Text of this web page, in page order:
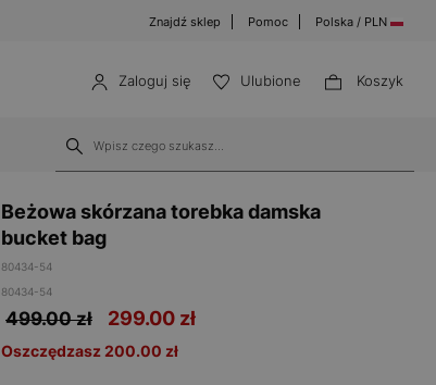
Znajdź sklep Pomoc Polska / PLN
Zaloguj się Ulubione Koszyk
Beżowa skórzana torebka damska
bucket bag
80434-54
80434-54
499.00 zł 299.00 zł
Oszczędzasz 200.00 zł